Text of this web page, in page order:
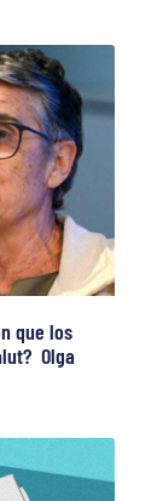
que los
Olga